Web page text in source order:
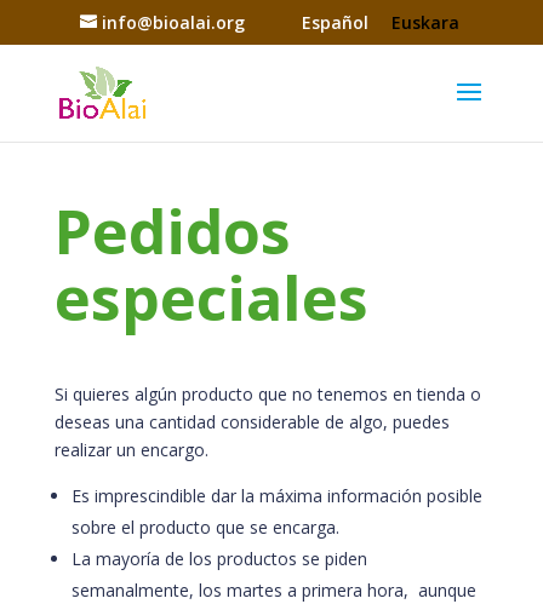
info@bioalai.org Español Euskara
Pedidos
especiales
Si quieres algún producto que no tenemos en tienda o
deseas una cantidad considerable de algo, puedes
realizar un encargo.
Es imprescindible dar la máxima información posible
sobre el producto que se encarga.
La mayoría de los productos se piden
semanalmente, los martes a primera hora, aunque